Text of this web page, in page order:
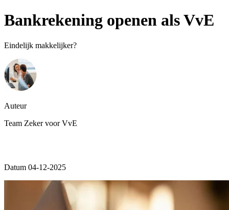
Bankrekening openen als VvE
Eindelijk makkelijker?
Auteur
Team Zeker voor VvE
Datum 04-12-2025